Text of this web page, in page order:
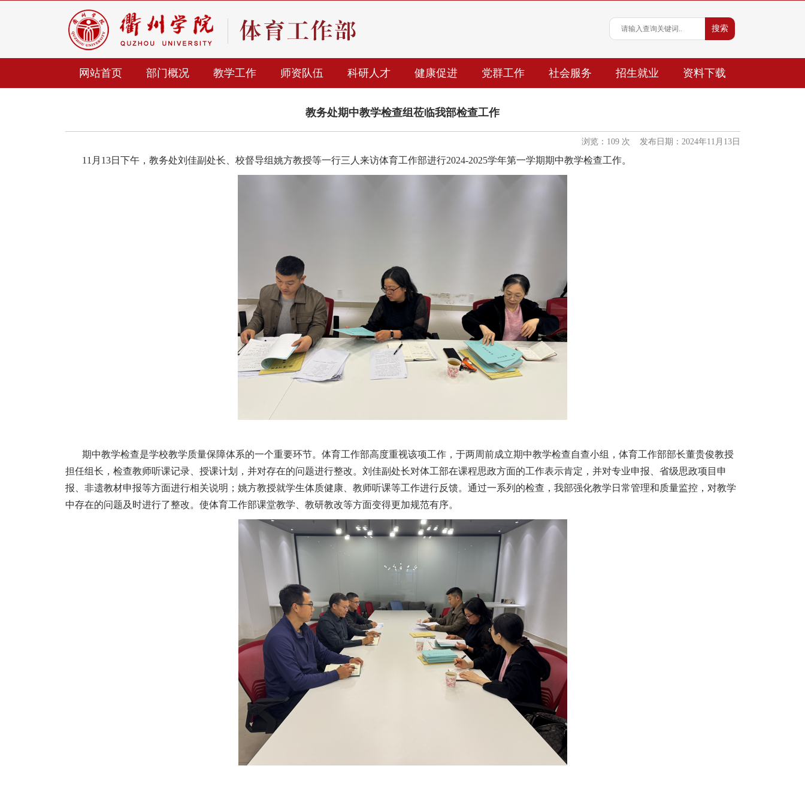
网站首页 部门概况 教学工作 师资队伍 科研人才 健康促进 党群工作 社会服务 招生就业 资料下载
教务处期中教学检查组莅临我部检查工作
浏览： 109 次 发布日期：2024年11月13日
11 月 13日下午，教务处刘佳副处长、校督导组姚方教授等一行三人来访体育工作部进行2024-2025学年第一学期期中教学检查工作。
期中教学检查是学校教学质量保障体系的一个重要环节。体育工作部高度重视该项工作，于两周前成立期中教学检查自查小组，体育工作部部长董贵俊教授
担任组长，检查教师听课记录、授课计划，并对存在的问题进行整改。刘佳副处长对体工部在课程思政方面的工作表示肯定，并对专业申报、省级思政项目申
报、非遗教材申报等方面进行相关说明；姚方教授就学生体质健康、教师听课等工作进行反馈。通过一系列的检查，我部强化教学日常管理和质量监控，对教学
中存在的问题及时进行了整改。使体育工作部课堂教学、教研教改等方面变得更加规范有序。